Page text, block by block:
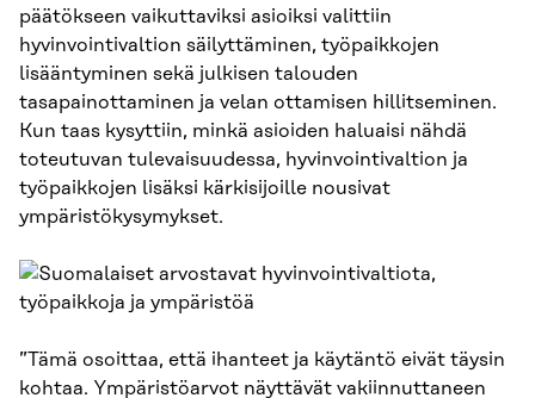
päätökseen vaikuttaviksi asioiksi valittiin
hyvinvointivaltion säilyttäminen, työpaikkojen
lisääntyminen sekä julkisen talouden
tasapainottaminen ja velan ottamisen hillitseminen.
Kun taas kysyttiin, minkä asioiden haluaisi nähdä
toteutuvan tulevaisuudessa, hyvinvointivaltion ja
työpaikkojen lisäksi kärkisijoille nousivat
ympäristökysymykset.
”Tämä osoittaa, että ihanteet ja käytäntö eivät täysin
kohtaa. Ympäris­töarvot näyttävät vakiinnuttaneen